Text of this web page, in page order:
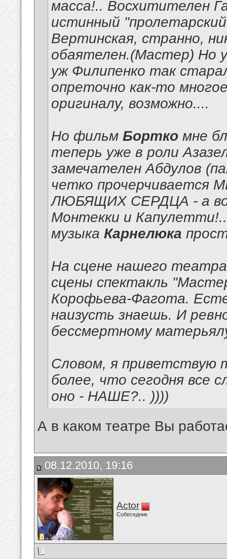
масса!.. Восхитителен
истинный
Вертинская, странно,
обаятелен.(Мастер) Но
уж Филипенко так
опреточно как-то
оригиналу, возможно....
Но фильм Бортко мне
теперь уже в роли
замечателен Абдулов
четко прочерчивается
ЛЮБЯЩИХ СЕРДЦА - а
Монтекки и Капулетти
музыка Карнелюка
На сцене нашего
сцены спектакль
Корофьева-Фагота.
наизусть знаешь. И
бессмертному
Словом, я приветствую
более, что сегодня все
оно - НАШЕ?.. ))))
А в каком театре Вы
08.12.2010, 19:16
Actor
Собеседник